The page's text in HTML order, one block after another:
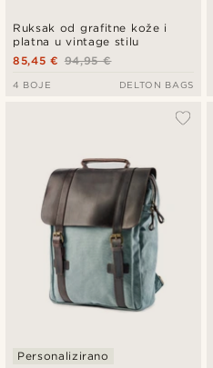
Ruksak od grafitne kože i
platna u vintage stilu
94,95 €
85,45 €
4 BOJE DELTON BAGS
Personalizirano